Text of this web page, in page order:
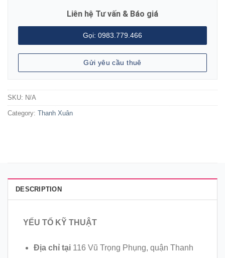
Liên hệ Tư vấn & Báo giá
Gọi: 0983.779.466
Gửi yêu cầu thuê
SKU: N/A
Category: Thanh Xuân
DESCRIPTION
YẾU TỐ KỸ THUẬT
Địa chỉ tại 116 Vũ Trọng Phụng, quận Thanh